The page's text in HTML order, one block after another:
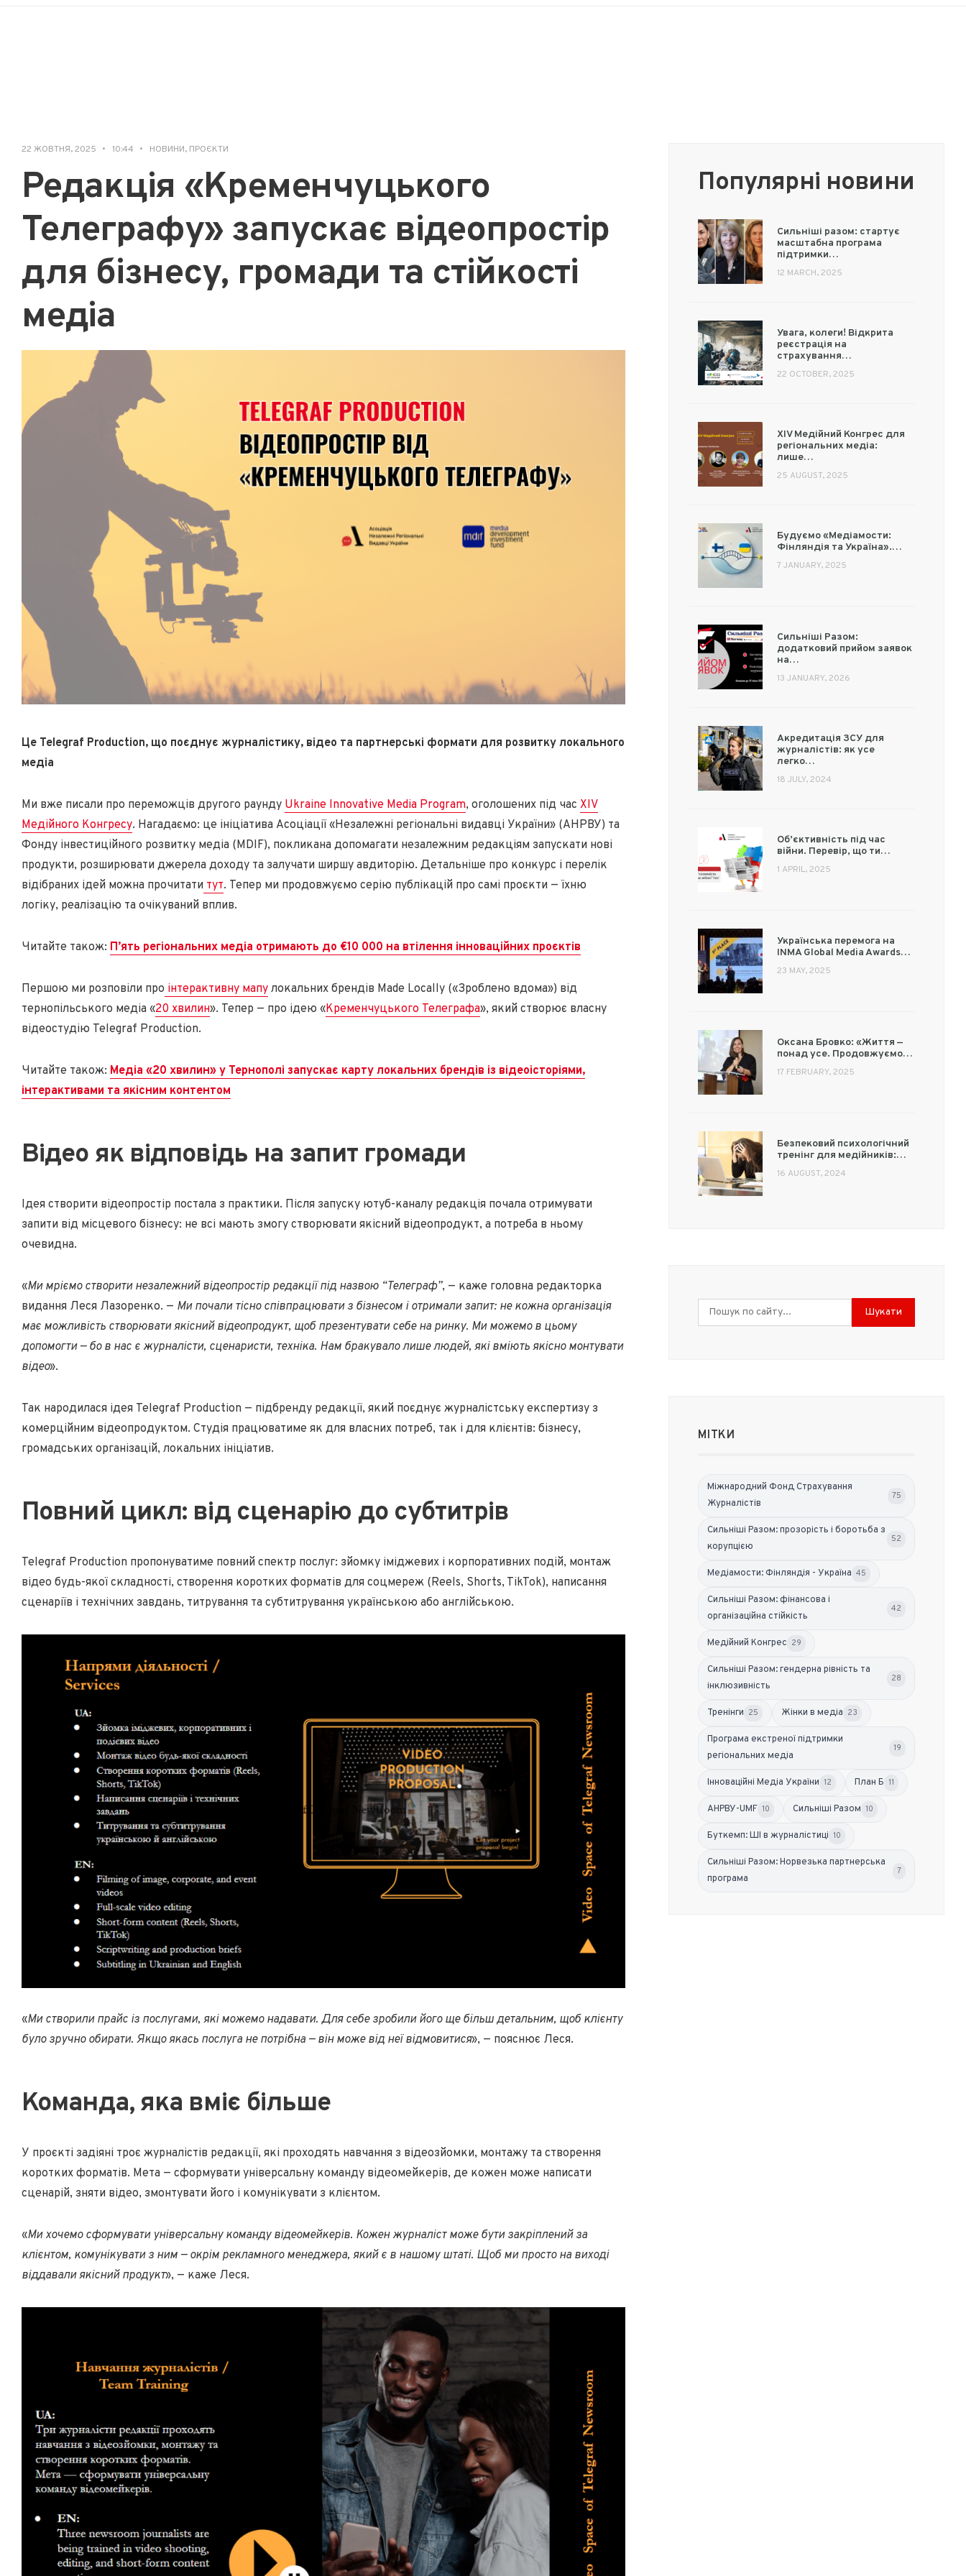
22 ЖОВТНЯ, 2025 • 10:44 • НОВИНИ, ПРОЄКТИ
Редакція «Кременчуцького
Телеграфу» запускає відеопростір
для бізнесу, громади та стійкості
медіа
Це Telegraf Production, що поєднує журналістику, відео та партнерські формати для розвитку локального
медіа
Ми вже писали про переможців другого раунду Ukraine Innovative Media Program, оголошених під час XIV
Медійного Конгресу. Нагадаємо: це ініціатива Асоціації «Незалежні регіональні видавці України» (АНРВУ) та
Фонду інвестиційного розвитку медіа (MDIF), покликана допомагати незалежним редакціям запускати нові
продукти, розширювати джерела доходу та залучати ширшу авдиторію. Детальніше про конкурс і перелік
відібраних ідей можна прочитати тут. Тепер ми продовжуємо серію публікацій про самі проєкти — їхню
логіку, реалізацію та очікуваний вплив.
Читайте також: П’ять регіональних медіа отримають до €10 000 на втілення інноваційних проєктів
Першою ми розповіли про інтерактивну мапу локальних брендів Made Locally («Зроблено вдома») від
тернопільського медіа «20 хвилин». Тепер — про ідею «Кременчуцького Телеграфа», який створює власну
відеостудію Telegraf Production.
Читайте також: Медіа «20 хвилин» у Тернополі запускає карту локальних брендів із відеоісторіями,
інтерактивами та якісним контентом
Відео як відповідь на запит громади
Ідея створити відеопростір постала з практики. Після запуску ютуб-каналу редакція почала отримувати
запити від місцевого бізнесу: не всі мають змогу створювати якісний відеопродукт, а потреба в ньому
очевидна.
«Ми мріємо створити незалежний відеопростір редакції під назвою “Телеграф”, — каже головна редакторка
видання Леся Лазоренко. — Ми почали тісно співпрацювати з бізнесом і отримали запит: не кожна організація
має можливість створювати якісний відеопродукт, щоб презентувати себе на ринку. Ми можемо в цьому
допомогти — бо в нас є журналісти, сценаристи, техніка. Нам бракувало лише людей, які вміють якісно монтувати
відео».
Так народилася ідея Telegraf Production — підбренду редакції, який поєднує журналістську експертизу з
комерційним відеопродуктом. Студія працюватиме як для власних потреб, так і для клієнтів: бізнесу,
громадських організацій, локальних ініціатив.
Повний цикл: від сценарію до субтитрів
Telegraf Production пропонуватиме повний спектр послуг: зйомку іміджевих і корпоративних подій, монтаж
відео будь-якої складності, створення коротких форматів для соцмереж (Reels, Shorts, TikTok), написання
сценаріїв і технічних завдань, титрування та субтитрування українською або англійською.
«Ми створили прайс із послугами, які можемо надавати. Для себе зробили його ще більш детальним, щоб клієнту
було зручно обирати. Якщо якась послуга не потрібна — він може від неї відмовитися», — пояснює Леся.
Команда, яка вміє більше
У проєкті задіяні троє журналістів редакції, які проходять навчання з відеозйомки, монтажу та створення
коротких форматів. Мета — сформувати універсальну команду відеомейкерів, де кожен може написати
сценарій, зняти відео, змонтувати його і комунікувати з клієнтом.
«Ми хочемо сформувати універсальну команду відеомейкерів. Кожен журналіст може бути закріплений за
клієнтом, комунікувати з ним — окрім рекламного менеджера, який є в нашому штаті. Щоб ми просто на виході
віддавали якісний продукт», — каже Леся.
Популярні новини
Сильніші разом: стартує
масштабна програма
підтримки…
12 MARCH, 2025
Увага, колеги! Відкрита
реєстрація на
страхування…
22 OCTOBER, 2025
XIV Медійний Конгрес для
регіональних медіа:
лише…
25 AUGUST, 2025
Будуємо «Медіамости:
Фінляндія та Україна».…
7 JANUARY, 2025
Сильніші Разом:
додатковий прийом заявок
на…
13 JANUARY, 2026
Акредитація ЗСУ для
журналістів: як усе
легко…
18 JULY, 2024
Об’єктивність під час
війни. Перевір, що ти…
1 APRIL, 2025
Українська перемога на
INMA Global Media Awards…
23 MAY, 2025
Оксана Бровко: «Життя —
понад усе. Продовжуємо…
17 FEBRUARY, 2025
Безпековий психологічний
тренінг для медійників:…
16 AUGUST, 2024
Шукати
МІТКИ
Міжнародний Фонд Страхування
Журналістів
75
Сильніші Разом: прозорість і боротьба з
корупцією
52
Медіамости: Фінляндія - Україна 45
Сильніші Разом: фінансова і
організаційна стійкість
42
Медійний Конгрес 29
Сильніші Разом: гендерна рівність та
інклюзивність
28
Тренінги 25 Жінки в медіа 23
Програма екстреної підтримки
регіональних медіа
19
Інноваційні Медіа України 12 План Б 11
АНРВУ-UMF 10 Сильніші Разом 10
Буткемп: ШІ в журналістиці 10
Сильніші Разом: Норвезька партнерська
програма
7